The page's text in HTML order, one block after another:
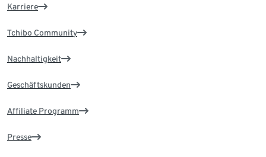
Karriere
Tchibo Community
Nachhaltigkeit
Geschäftskunden
Affiliate Programm
Presse